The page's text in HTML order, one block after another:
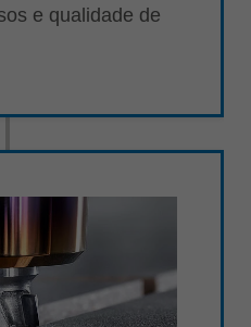
e qualidade de